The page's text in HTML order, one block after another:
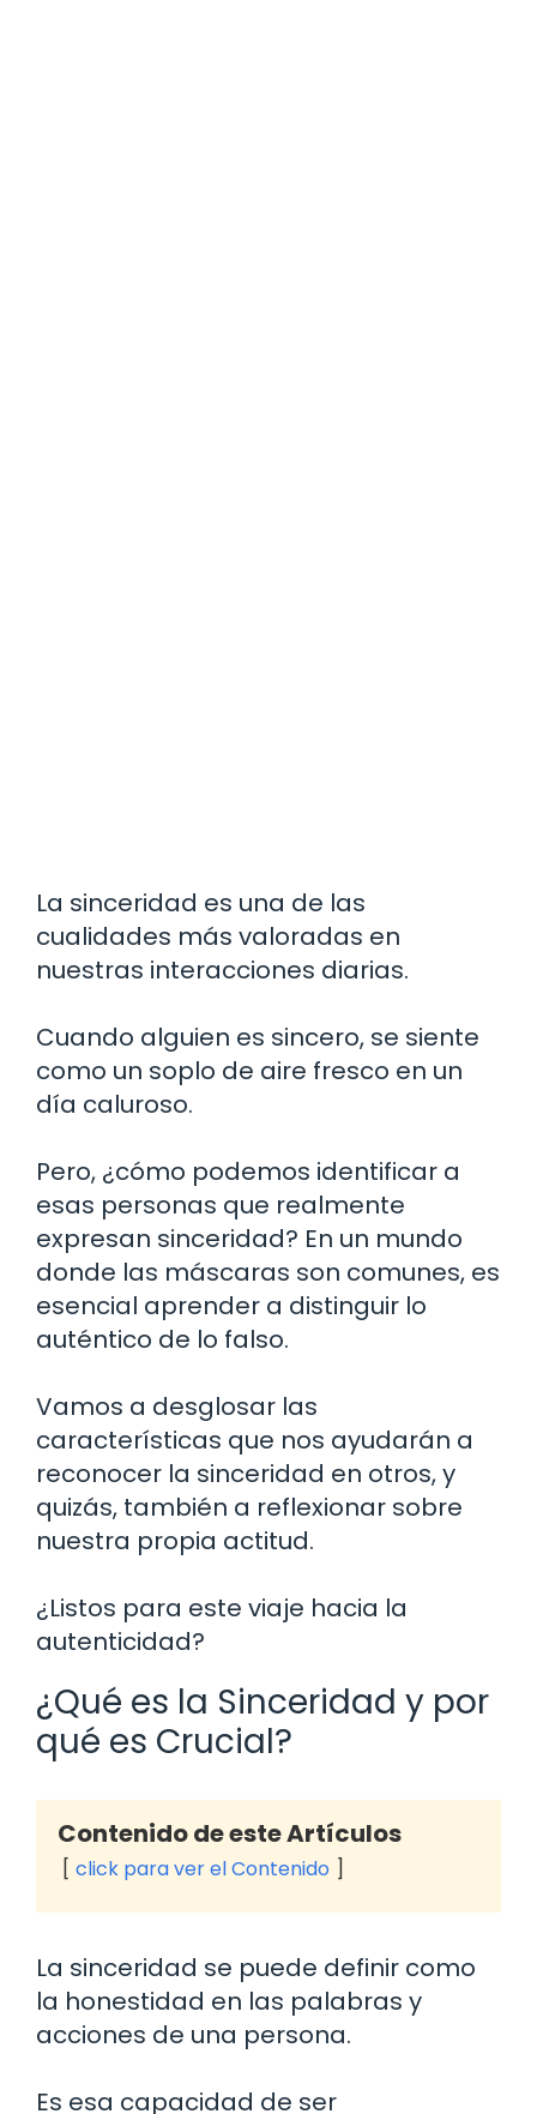
La sinceridad es una de las
cualidades más valoradas en
nuestras interacciones diarias.
Cuando alguien es sincero, se siente
como un soplo de aire fresco en un
día caluroso.
Pero, ¿cómo podemos identificar a
esas personas que realmente
expresan sinceridad? En un mundo
donde las máscaras son comunes, es
esencial aprender a distinguir lo
auténtico de lo falso.
Vamos a desglosar las
características que nos ayudarán a
reconocer la sinceridad en otros, y
quizás, también a reflexionar sobre
nuestra propia actitud.
¿Listos para este viaje hacia la
autenticidad?
¿Qué es la Sinceridad y por
qué es Crucial?
Contenido de este Artículos
click para ver el Contenido
La sinceridad se puede definir como
la honestidad en las palabras y
acciones de una persona.
Es esa capacidad de ser